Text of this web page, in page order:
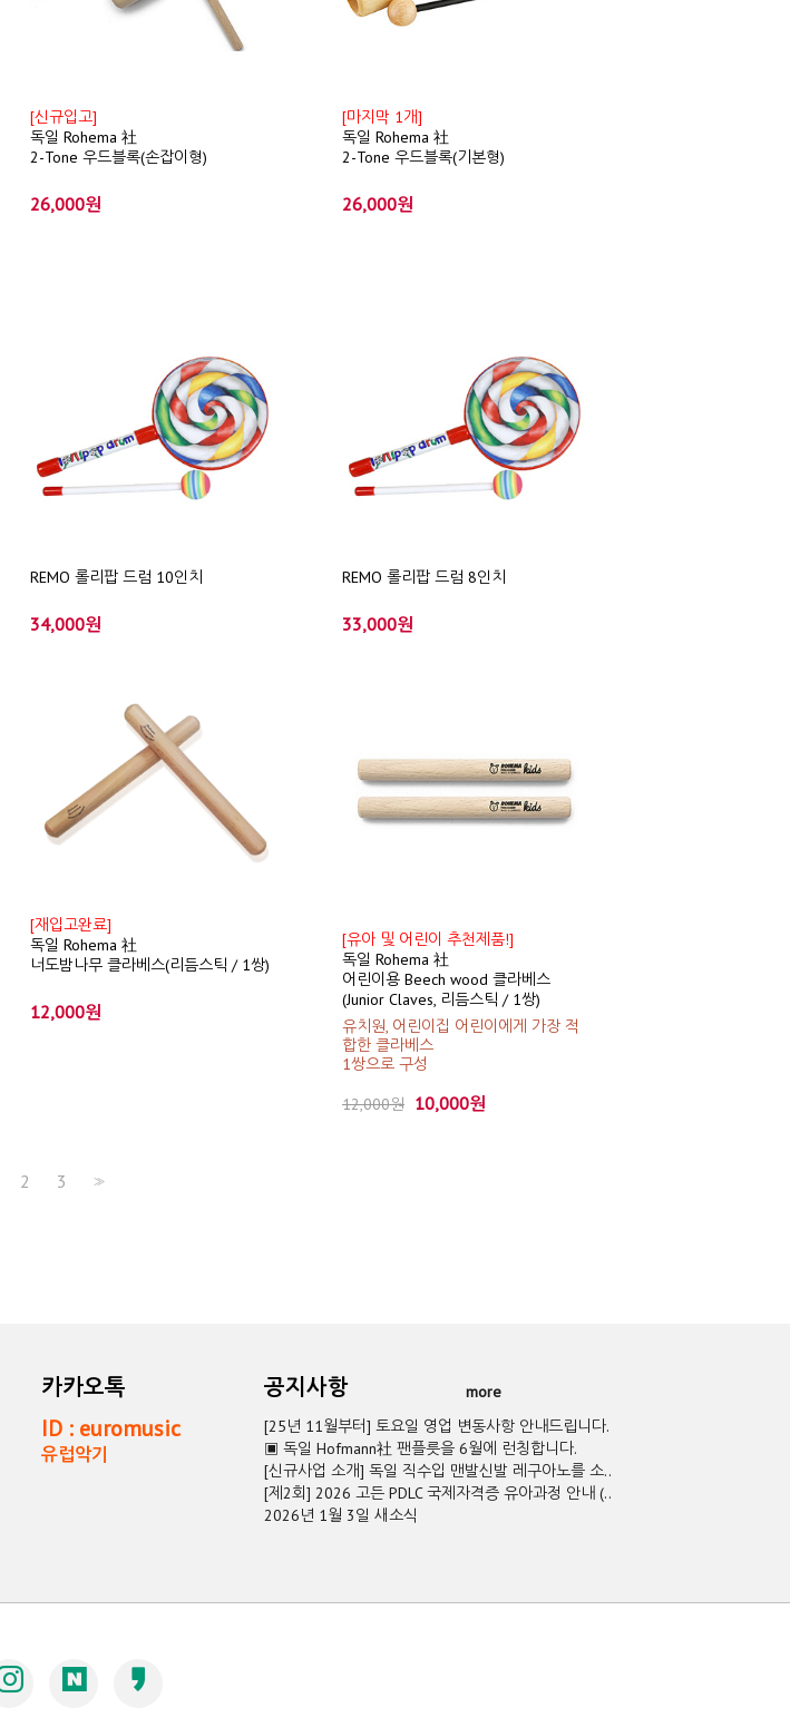
[신규입고]
독일 Rohema 社
2-Tone 우드블록(손잡이형)
26,000원
[마지막 1개]
독일 Rohema 社
2-Tone 우드블록(기본형)
26,000원
REMO 롤리팝 드럼 10인치
34,000원
REMO 롤리팝 드럼 8인치
33,000원
[재입고완료]
독일 Rohema 社
너도밤나무 클라베스(리듬스틱 / 1쌍)
12,000원
[유아 및 어린이 추천제품!]
독일 Rohema 社
어린이용 Beech wood 클라베스
(Junior Claves, 리듬스틱 / 1쌍)
유치원, 어린이집 어린이에게 가장 적
합한 클라베스
1쌍으로 구성
12,000원 10,000원
2 3 >>
카카오톡
ID : euromusic
유럽악기
공지사항
more
[25년 11월부터] 토요일 영업 변동사항 안내드립니다.
▣ 독일 Hofmann社 팬플릇을 6월에 런칭합니다.
[신규사업 소개] 독일 직수입 맨발신발 레구아노를 소..
[제2회] 2026 고든 PDLC 국제자격증 유아과정 안내 (..
2026년 1월 3일 새소식